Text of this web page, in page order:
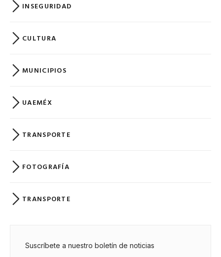
INSEGURIDAD
CULTURA
MUNICIPIOS
UAEMÉX
TRANSPORTE
FOTOGRAFÍA
TRANSPORTE
Suscríbete a nuestro boletín de noticias